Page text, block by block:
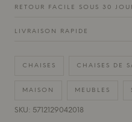
RETOUR FACILE SOUS 30
LIVRAISON RAPIDE
CHAISES CHAISES DE
MAISON MEUBLES
SKU: 5712129042018